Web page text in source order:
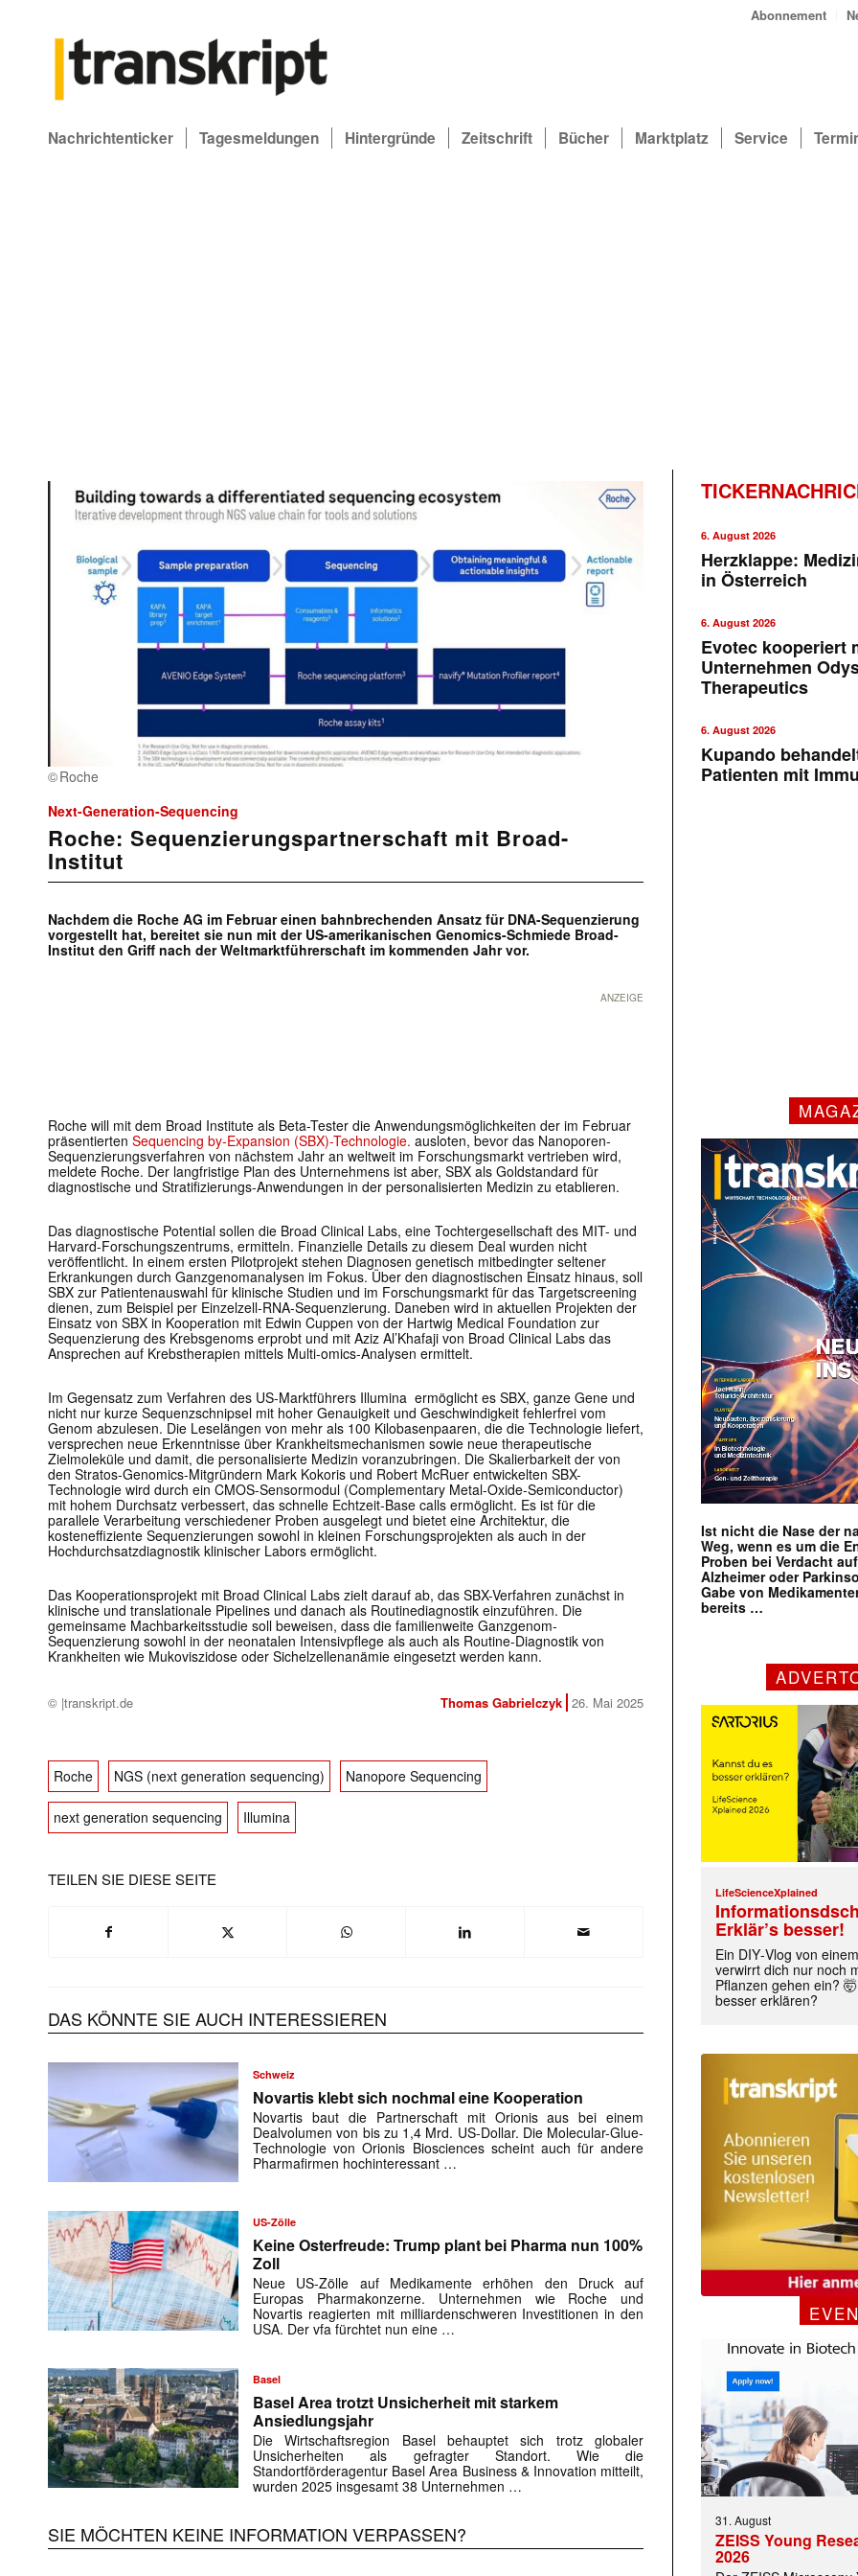
Abonnement
Nachrichtenticker Tagesmeldungen Hintergründe Zeitschrift Bücher Marktplatz Service
Roche
Next-Generation-Sequencing
Roche: Sequenzierungspartnerschaft mit Broad-
Institut
Nachdem die Roche AG im Februar einen bahnbrechenden Ansatz für DNA-Sequenzierung
vorgestellt hat, bereitet sie nun mit der US-amerikanischen Genomics-Schmiede Broad-
Institut den Griff nach der Weltmarktführerschaft im kommenden Jahr vor.
ANZEIGE
Roche will mit dem Broad Institute als Beta-Tester die Anwendungsmöglichkeiten der im Februar
präsentierten Sequencing by-Expansion (SBX)-Technologie. ausloten, bevor das Nanoporen-
Sequenzierungsverfahren von nächstem Jahr an weltweit im Forschungsmarkt vertrieben wird,
meldete Roche. Der langfristige Plan des Unternehmens ist aber, SBX als Goldstandard für
diagnostische und Stratifizierungs-Anwendungen in der personalisierten Medizin zu etablieren.
Das diagnostische Potential sollen die Broad Clinical Labs, eine Tochtergesellschaft des MIT- und
Harvard-Forschungszentrums, ermitteln. Finanzielle Details zu diesem Deal wurden nicht
veröffentlicht. In einem ersten Pilotprojekt stehen Diagnosen genetisch mitbedingter seltener
Erkrankungen durch Ganzgenomanalysen im Fokus. Über den diagnostischen Einsatz hinaus, soll
SBX zur Patientenauswahl für klinische Studien und im Forschungsmarkt für das Targetscreening
dienen, zum Beispiel per Einzelzell-RNA-Sequenzierung. Daneben wird in aktuellen Projekten der
Einsatz von SBX in Kooperation mit Edwin Cuppen von der Hartwig Medical Foundation zur
Sequenzierung des Krebsgenoms erprobt und mit Aziz Al’Khafaji von Broad Clinical Labs das
Ansprechen auf Krebstherapien mittels Multi-omics-Analysen ermittelt.
Im Gegensatz zum Verfahren des US-Marktführers Illumina ermöglicht es SBX, ganze Gene und
nicht nur kurze Sequenzschnipsel mit hoher Genauigkeit und Geschwindigkeit fehlerfrei vom
Genom abzulesen. Die Leselängen von mehr als 100 Kilobasenpaaren, die die Technologie liefert,
versprechen neue Erkenntnisse über Krankheitsmechanismen sowie neue therapeutische
Zielmoleküle und damit, die personalisierte Medizin voranzubringen. Die Skalierbarkeit der von
den Stratos-Genomics-Mitgründern Mark Kokoris und Robert McRuer entwickelten SBX-
Technologie wird durch ein CMOS-Sensormodul (Complementary Metal-Oxide-Semiconductor)
mit hohem Durchsatz verbessert, das schnelle Echtzeit-Base calls ermöglicht. Es ist für die
parallele Verarbeitung verschiedener Proben ausgelegt und bietet eine Architektur, die
kosteneffiziente Sequenzierungen sowohl in kleinen Forschungsprojekten als auch in der
Hochdurchsatzdiagnostik klinischer Labors ermöglicht.
Das Kooperationsprojekt mit Broad Clinical Labs zielt darauf ab, das SBX-Verfahren zunächst in
klinische und translationale Pipelines und danach als Routinediagnostik einzuführen. Die
gemeinsame Machbarkeitsstudie soll beweisen, dass die familienweite Ganzgenom-
Sequenzierung sowohl in der neonatalen Intensivpflege als auch als Routine-Diagnostik von
Krankheiten wie Mukoviszidose oder Sichelzellenanämie eingesetzt werden kann.
© |transkript.de Thomas Gabrielczyk 26. Mai 2025
Roche NGS (next generation sequencing) Nanopore Sequencing
next generation sequencing Illumina
TEILEN SIE DIESE SEITE
DAS KÖNNTE SIE AUCH INTERESSIEREN
Schweiz
Novartis klebt sich nochmal eine Kooperation
Novartis baut die Partnerschaft mit Orionis aus bei einem
Dealvolumen von bis zu 1,4 Mrd. US-Dollar. Die Molecular-Glue-
Technologie von Orionis Biosciences scheint auch für andere
Pharmafirmen hochinteressant …
US-Zölle
Keine Osterfreude: Trump plant bei Pharma nun 100%
Zoll
Neue US-Zölle auf Medikamente erhöhen den Druck auf
Europas Pharmakonzerne. Unternehmen wie Roche und
Novartis reagierten mit milliardenschweren Investitionen in den
USA. Der vfa fürchtet nun eine …
Basel
Basel Area trotzt Unsicherheit mit starkem
Ansiedlungsjahr
Die Wirtschaftsregion Basel behauptet sich trotz globaler
Unsicherheiten als gefragter Standort. Wie die
Standortförderagentur Basel Area Business & Innovation mitteilt,
wurden 2025 insgesamt 38 Unternehmen …
SIE MÖCHTEN KEINE INFORMATION VERPASSEN?
6. August 2026
Herzklappe:
in Österreich
6. August 2026
Evotec kooperiert
Unternehmen
Therapeutics
6. August 2026
Kupando
Patienten mit
Ist nicht die Nase der
Weg, wenn es um die
Proben bei Verdacht
Alzheimer oder
Gabe von
bereits …
LifeScienceXplained
Erklär’s besser!
Ein DIY‑Vlog von
verwirrt dich nur noch
Pflanzen gehen ein?
besser erklären?
31. August
ZEISS Young
2026